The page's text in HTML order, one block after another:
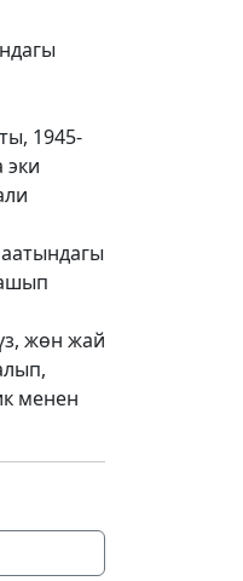
1945-
жөн жай
менен